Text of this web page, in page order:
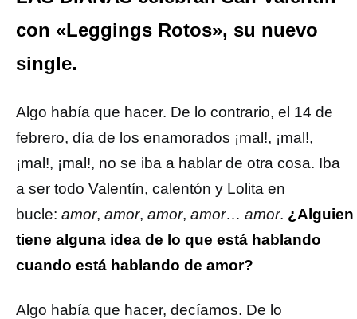
con «Leggings Rotos», su nuevo
single.
Algo había que hacer. De lo contrario, el 14 de
febrero, día de los enamorados ¡mal!, ¡mal!,
¡mal!, ¡mal!, no se iba a hablar de otra cosa. Iba
a ser todo Valentín, calentón y Lolita en
bucle: amor, amor, amor, amor… amor. ¿Alguien
tiene alguna idea de lo que está hablando
cuando está hablando de amor?
Algo había que hacer, decíamos. De lo